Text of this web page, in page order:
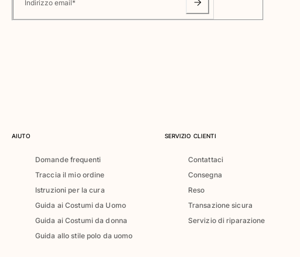
Classico ultraleggero
Costumi da bagno Ricamati
Pantaloni
Vedi tutti i Abbigliamento
Vedi tutti i Bambina
Indirizzo email*
AIUTO
Domande frequenti
Traccia il mio ordine
Istruzioni per la cura
Guida ai Costumi da Uomo
Guida ai Costumi da donna
Guida allo stile polo da uomo
SERVIZIO CLIENTI
Contattaci
Consegna
Reso
Transazione sicura
Servizio di riparazione